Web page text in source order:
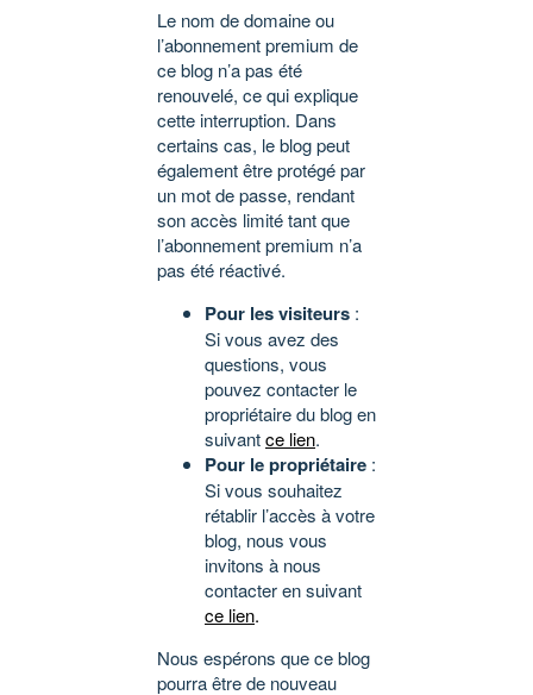
Le nom de domaine ou
l’abonnement premium de
ce blog n’a pas été
renouvelé, ce qui explique
cette interruption. Dans
certains cas, le blog peut
également être protégé par
un mot de passe, rendant
son accès limité tant que
l’abonnement premium n’a
pas été réactivé.
Pour les visiteurs :
Si vous avez des
questions, vous
pouvez contacter le
propriétaire du blog en
suivantce lien.
Pour le propriétaire :
Si vous souhaitez
rétablir l’accès à votre
blog, nous vous
invitons à nous
contacter en suivant
ce lien.
Nous espérons que ce blog
pourra être de nouveau